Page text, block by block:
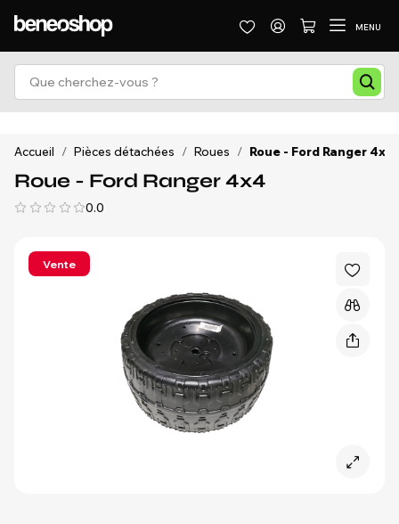
MENU
Accueil / Pièces détachées / Roues / Roue - Ford Ranger 4x4
Roue - Ford Ranger 4x4
0.0
Vente